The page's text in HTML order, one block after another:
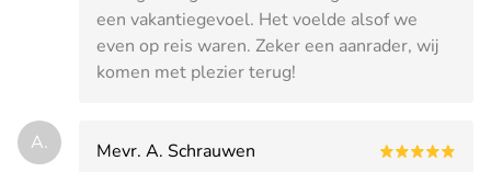
een vakantiegevoel. Het voelde alsof we
even op reis waren. Zeker een aanrader, wij
komen met plezier terug!
A.
Mevr. A. Schrauwen